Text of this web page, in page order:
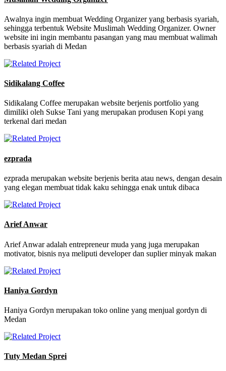
Awalnya ingin membuat Wedding Organizer yang berbasis syariah,
sehingga terbentuk Website Muslimah Wedding Organizer. Owner
website ini ingin membantu pasangan yang mau membuat walimah
berbasis syariah di Medan
Sidikalang Coffee
Sidikalang Coffee merupakan website berjenis portfolio yang
dimiliki oleh Sukse Tani yang merupakan produsen Kopi yang
terkenal dari medan
ezprada
ezprada merupakan website berjenis berita atau news, dengan desain
yang elegan membuat tidak kaku sehingga enak untuk dibaca
Arief Anwar
Arief Anwar adalah entrepreneur muda yang juga merupakan
motivator, bisnis nya meliputi developer dan suplier minyak makan
Haniya Gordyn
Haniya Gordyn merupakan toko online yang menjual gordyn di
Medan
Tuty Medan Sprei